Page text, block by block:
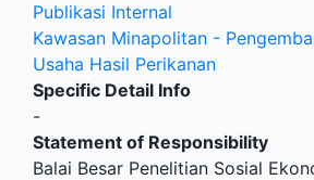
Publikasi Internal
Kawasan Minapolitan -
Usaha Hasil Perikanan
Specific Detail Info
-
Statement of Responsibility
Balai Besar Penelitian Sosial